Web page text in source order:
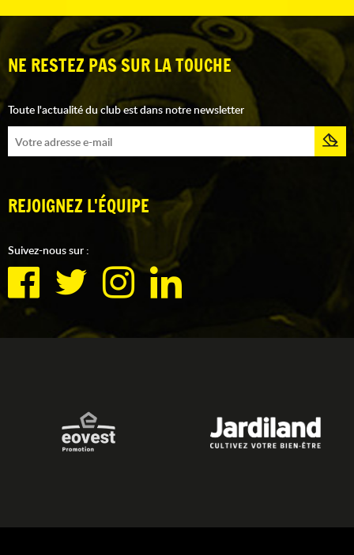
NE RESTEZ PAS SUR LA TOUCHE
Toute l'actualité du club est dans notre newsletter
REJOIGNEZ L'ÉQUIPE
Suivez-nous sur :